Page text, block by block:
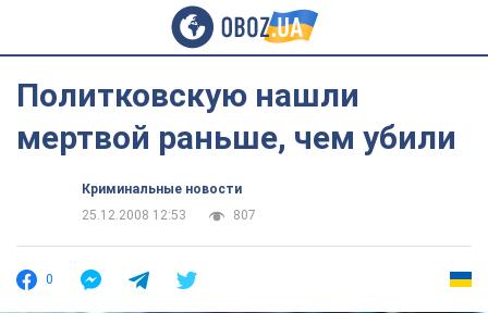
Политковскую нашли
мертвой раньше, чем убили
Криминальные новости
25.12.2008 12:53
807
0